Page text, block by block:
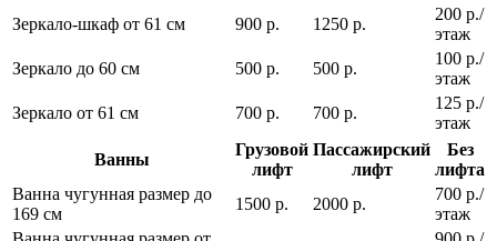
Зеркало-шкаф от 61 см
900 р. 1250 р.
200 р./
этаж
Зеркало до 60 см
500 р. 500 р.
100 р./
этаж
Зеркало от 61 см
700 р. 700 р.
125 р./
этаж
Ванны
Грузовой
лифт
Пассажирский
лифт
Без
лифта
Ванна чугунная размер до
169 см
1500 р. 2000 р.
700 р./
этаж